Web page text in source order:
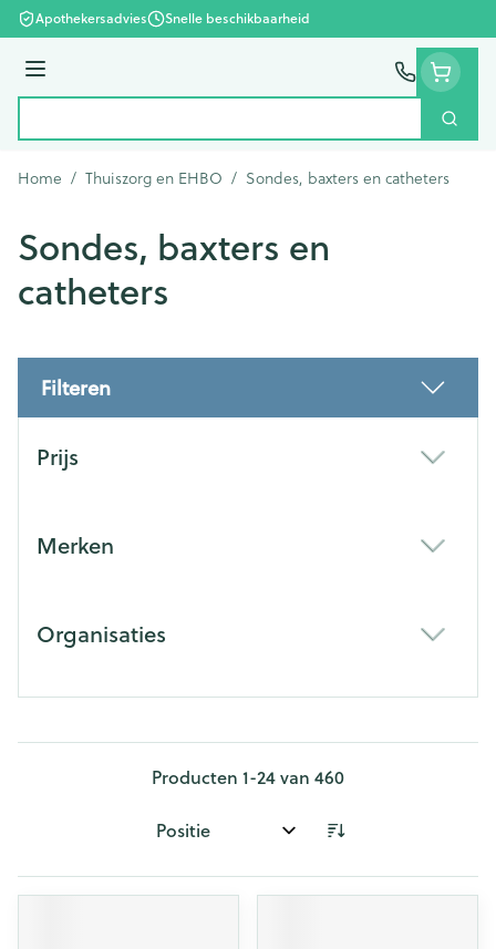
Ga naar de inhoud
Apothekersadvies Snelle beschikbaarheid
Menu
Zoek
Home / Thuiszorg en EHBO / Sondes, baxters en catheters
Sondes, baxters en
catheters
Filteren
Prijs
Merken
Organisaties
Producten 1-24van 460
Sorteer op: